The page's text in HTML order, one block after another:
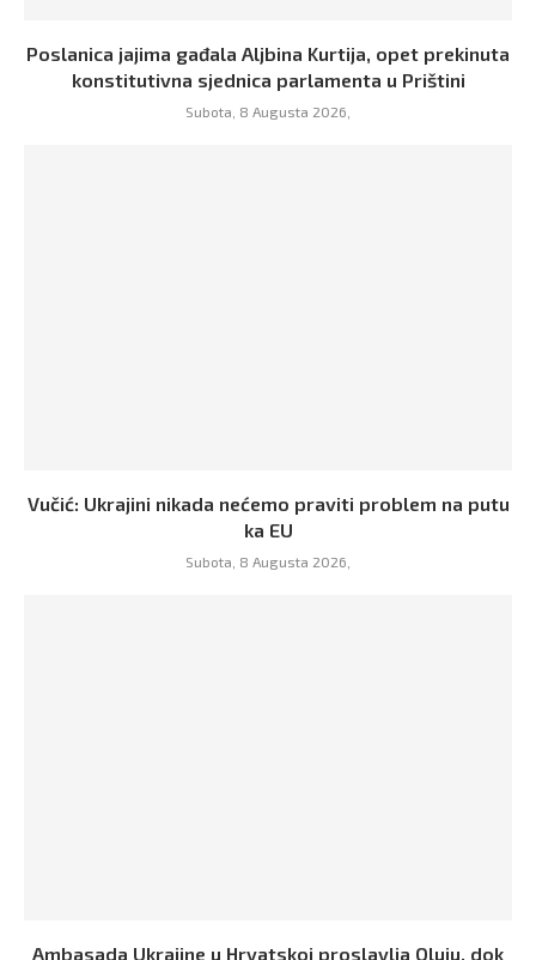
Poslanica jajima gađala Aljbina Kurtija, opet prekinuta
konstitutivna sjednica parlamenta u Prištini
Subota, 8 Augusta 2026,
Vučić: Ukrajini nikada nećemo praviti problem na putu
ka EU
Subota, 8 Augusta 2026,
Ambasada Ukrajine u Hrvatskoj proslavlja Oluju, dok